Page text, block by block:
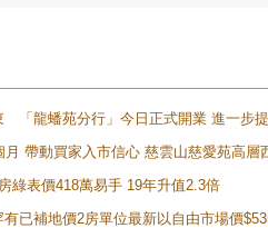
「龍蟠苑分行」今日正式開業 進一步
月 帶動買家入市信心 慈雲山慈愛苑高層
綠表價418萬易手 19年升值2.3倍
已補地價2房單位最新以自由市場價